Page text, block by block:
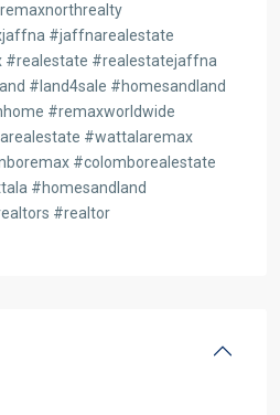
#jaffnarealestate
#realestate #realestatejaffna
#land4sale #homesandland
#remaxworldwide
#wattalaremax
#colomborealestate
#homesandland
#realtor